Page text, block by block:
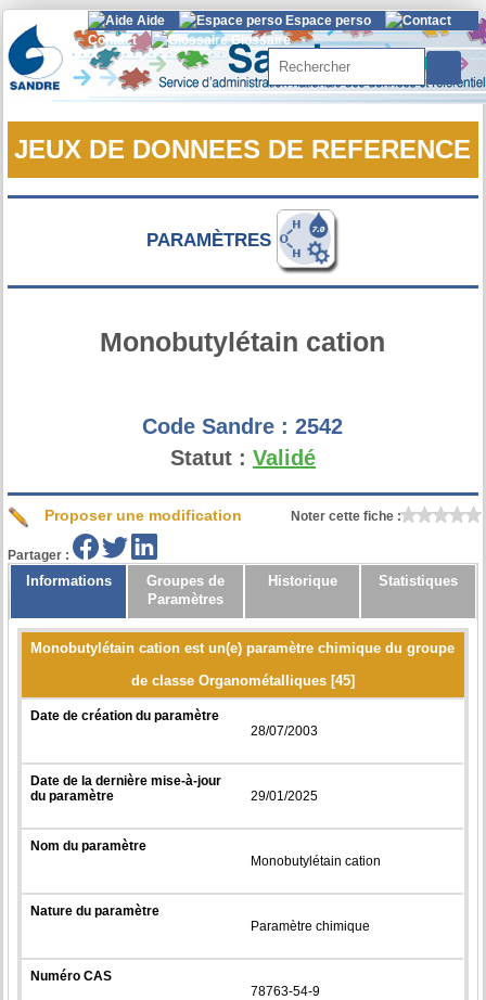
Aide
Espace perso
Contact
Glossaire
Rechercher
JEUX DE DONNEES DE REFERENCE
PARAMÈTRES
Monobutylétain cation
Code Sandre : 2542
Statut : Validé
Proposer une modification Noter cette fiche :
Partager :
Informations
Groupes de
Paramètres
Historique Statistiques
Monobutylétain cation est un(e) paramètre chimique du groupe
de classe Organométalliques [45]
Date de création du paramètre
28/07/2003
Date de la dernière mise-à-jour
du paramètre
29/01/2025
Nom du paramètre
Monobutylétain cation
Nature du paramètre
Paramètre chimique
Numéro CAS
78763-54-9